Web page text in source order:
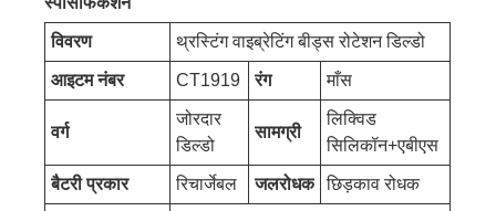
विवरण थ्रस्टिंग वाइब्रेटिंग बीड्स रोटेशन डिल्डो
आइटम नंबर CT1919 रंग माँस
वर्ग
जोरदार
डिल्डो
सामग्री
लिक्विड
सिलिकॉन+एबीएस
बैटरी प्रकार रिचार्जेबल जलरोधक छिड़काव रोधक